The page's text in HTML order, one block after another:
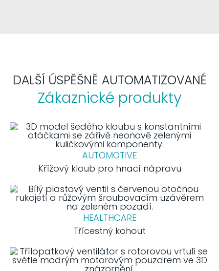
DALŠÍ ÚSPĚŠNĚ AUTOMATIZOVANÉ
Zákaznické produkty
AUTOMOTIVE
Křížový kloub pro hnací nápravu
HEALTHCARE
Třícestný kohout